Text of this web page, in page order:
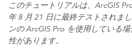
このチュートリアルは、ArcGIS
年 8 月 21 日に最終テストされま
ンのArcGIS Pro を使用している
性があります。